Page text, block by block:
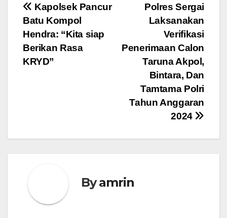
Navigasi
pos
Polres Sergai
Laksanakan
Verifikasi
Penerimaan Calon
Taruna Akpol,
Bintara, Dan
Tamtama Polri
Tahun Anggaran
2024
Kapolsek Pancur
Batu Kompol
Hendra: “Kita siap
Berikan Rasa
KRYD”
Byamrin